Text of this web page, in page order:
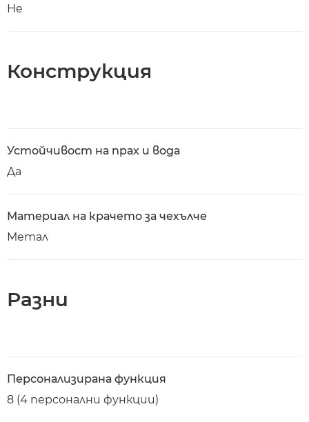
Не
Конструкция
Устойчивост на прах и вода
Да
Материал на крачето за чехълче
Метал
Разни
Персонализирана функция
8 (4 персонални функции)